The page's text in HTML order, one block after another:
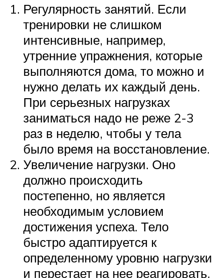
Регулярность занятий. Если
тренировки не слишком
интенсивные, например,
утренние упражнения, которые
выполняются дома, то можно и
нужно делать их каждый день.
При серьезных нагрузках
заниматься надо не реже 2-3
раз в неделю, чтобы у тела
было время на восстановление.
Увеличение нагрузки. Оно
должно происходить
постепенно, но является
необходимым условием
достижения успеха. Тело
быстро адаптируется к
определенному уровню нагрузки
и перестает на нее реагировать.